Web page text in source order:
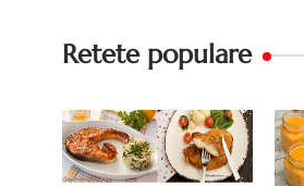
Retete populare